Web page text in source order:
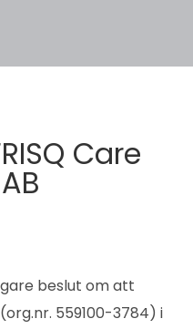
Care
beslut om att
559100-3784) i